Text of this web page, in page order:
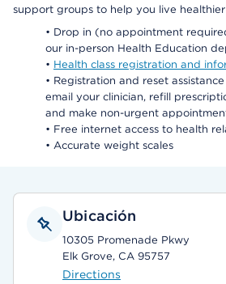
support groups to help you live
• Drop in (no appointment
our in-person Health Education
• Health class registration and
• Registration and reset assistance
email your clinician, refill
and make non-urgent
• Free internet access to health
• Accurate weight scales
Ubicación
10305 Promenade Pkwy
Elk Grove, CA 95757
Directions